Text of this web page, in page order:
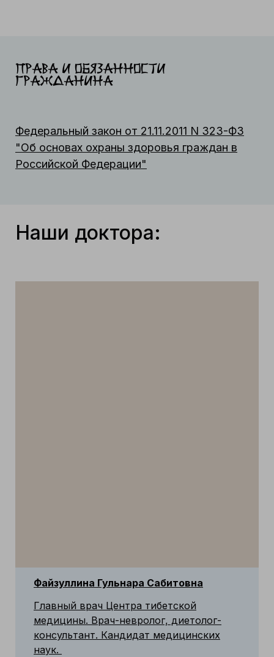
Федеральный закон от 21.11.2011 N 323-ФЗ
"Об основах охраны здоровья граждан в
Российской Федерации"
Права и обязанности
гражданина
Наши доктора:
Файзуллина Гульнара Сабитовна
Главный врач Центра тибетской
медицины. Врач-невролог, диетолог-
консультант. Кандидат медицинских
наук.